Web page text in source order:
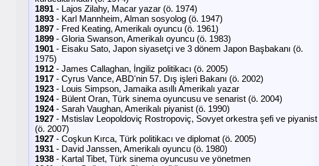
1891 - Lajos Zilahy, Macar yazar (ö. 1974)
1893 - Karl Mannheim, Alman sosyolog (ö. 1947)
1897 - Fred Keating, Amerikalı oyuncu (ö. 1961)
1899 - Gloria Swanson, Amerikalı oyuncu (ö. 1983)
1901 - Eisaku Sato, Japon siyasetçi ve 3 dönem Japon Başbakanı (ö.
1975)
1912 - James Callaghan, İngiliz politikacı (ö. 2005)
1917 - Cyrus Vance, ABD'nin 57. Dış işleri Bakanı (ö. 2002)
1923 - Louis Simpson, Jamaika asıllı Amerikalı yazar
1924- Bülent Oran, Türk sinema oyuncusu ve senarist (ö. 2004)
1924- Sarah Vaughan, Amerikalı piyanist (ö. 1990)
1927 - Mstislav Leopoldoviç Rostropoviç, Sovyet orkestra şefi ve piyanist
(ö. 2007)
1927 - Coşkun Kırca, Türk politikacı ve diplomat (ö. 2005)
1931 - David Janssen, Amerikalı oyuncu (ö. 1980)
1938 - Kartal Tibet, Türk sinema oyuncusu ve yönetmen